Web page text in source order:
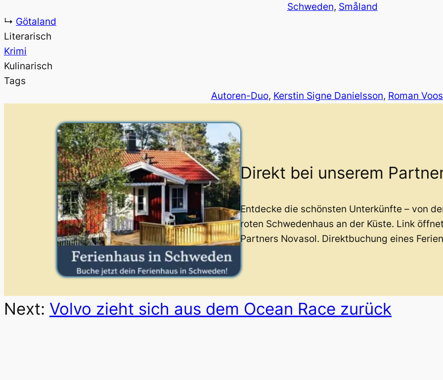
Schweden, Småland
↳ Götaland
Literarisch
Krimi
Kulinarisch
Tags
Autoren-Duo, Kerstin Signe Danielsson, Roman
Direkt bei unserem
Entdecke die schönsten Unterkünfte – von
roten Schwedenhaus an der Küste. Link
Partners Novasol. Direktbuchung eines
Next: Volvo zieht sich aus dem Ocean Race zurück